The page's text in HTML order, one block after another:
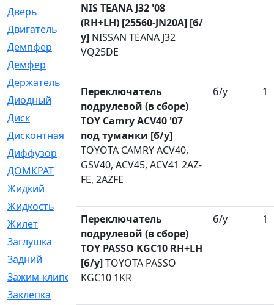
Дверь
[249]
Двигатель
[64]
Демпфер
[2]
Демфер
Держатель
[5]
Диодный
Диск
[418]
Дисконтная
[1]
Диффузор
[1]
ДОМКРАТ
[1]
Жидкий
Жидкость
[80]
Жилет
[1]
Заглушка
[21]
Задний
[528]
Зажим-клипса
[1]
Заклепка
NIS TEANA J32 '08
(RH+LH) [25560-JN20A] [б/
у] NISSAN TEANA J32
VQ25DE
Переключатель
подрулевой (в сборе)
TOY Camry ACV40 '07
под туманки [б/у]
TOYOTA CAMRY ACV40,
GSV40, ACV45, ACV41 2AZ-
FE, 2AZFE
б/у 1
Переключатель
подрулевой (в сборе)
TOY PASSO KGC10 RH+LH
[б/у]TOYOTA PASSO
KGC10 1KR
б/у 1